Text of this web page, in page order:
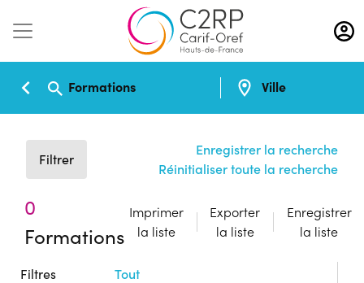
Aller
au
contenu
Formations Ville
Filtrer
Enregistrer la recherche
Réinitialiser toute la recherche
0
Formations
Imprimer
la liste
Exporter
la liste
Enregistrer
la liste
Filtres
Tout